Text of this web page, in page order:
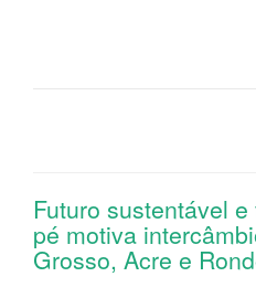
Futuro sustentável
pé motiva
Grosso, Acre e